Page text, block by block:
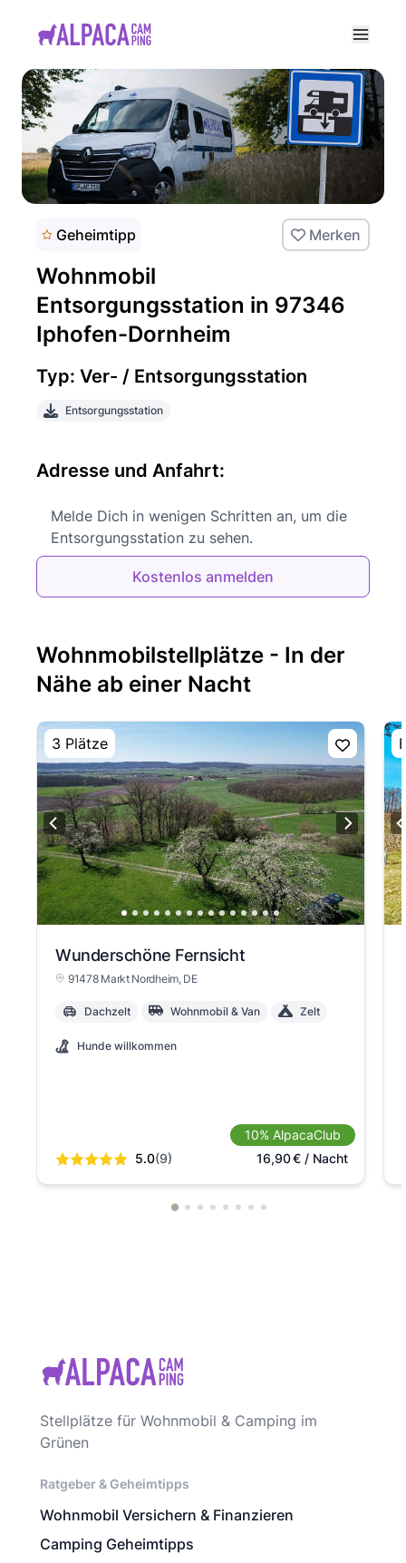
Wohnmobil
Entsorgungsstation in 97346
Iphofen-Dornheim
Geheimtipp Merken
Typ: Ver- / Entsorgungsstation
Entsorgungsstation
Adresse und Anfahrt:
Melde Dich in wenigen Schritten an, um die
Entsorgungsstation zu sehen.
Kostenlos anmelden
Wohnmobilstellplätze - In der
Nähe ab einer Nacht
3 Plätze
Wunderschöne Fernsicht
91478 Markt Nordheim, DE
Dachzelt Wohnmobil & Van Zelt
Hunde willkommen
5.0(9)
10% AlpacaClub
16,90€/ Nacht
Stellplätze für Wohnmobil & Camping im
Grünen
Ratgeber & Geheimtipps
Wohnmobil Versichern & Finanzieren
Camping Geheimtipps